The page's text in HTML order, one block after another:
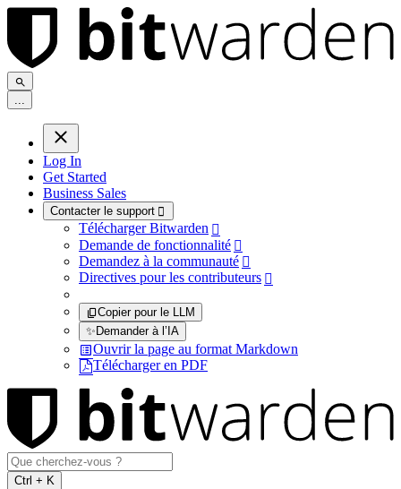
...
Log In
Get Started
Business Sales
Contacter le support 
Télécharger Bitwarden 
Demande de fonctionnalité 
Demandez à la communauté 
Directives pour les contributeurs 
Copier pour le LLM
✨Demander à l’IA
Ouvrir la page au format Markdown
Télécharger en PDF
Ctrl + K